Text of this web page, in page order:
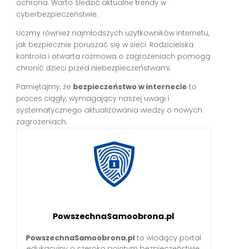
ochrona. Warto śledzić aktualne trendy w
cyberbezpieczeństwie.
Uczmy również najmłodszych użytkowników internetu,
jak bezpiecznie poruszać się w sieci. Rodzicielska
kontrola i otwarta rozmowa o zagrożeniach pomogą
chronić dzieci przed niebezpieczeństwami.
Pamiętajmy, że bezpieczeństwo w internecie to
proces ciągły, wymagający naszej uwagi i
systematycznego aktualizowania wiedzy o nowych
zagrożeniach.
PowszechnaSamoobrona.pl
PowszechnaSamoobrona.pl to wiodący portal